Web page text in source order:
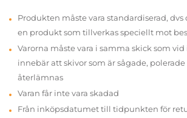
Produkten måste vara standardiserad, dvs
en produkt som tillverkas speciellt mot
Varorna måste vara i samma skick som
innebär att skivor som är sågade,
återlämnas
Varan får inte vara skadad
Från inköpsdatumet till tidpunkten för